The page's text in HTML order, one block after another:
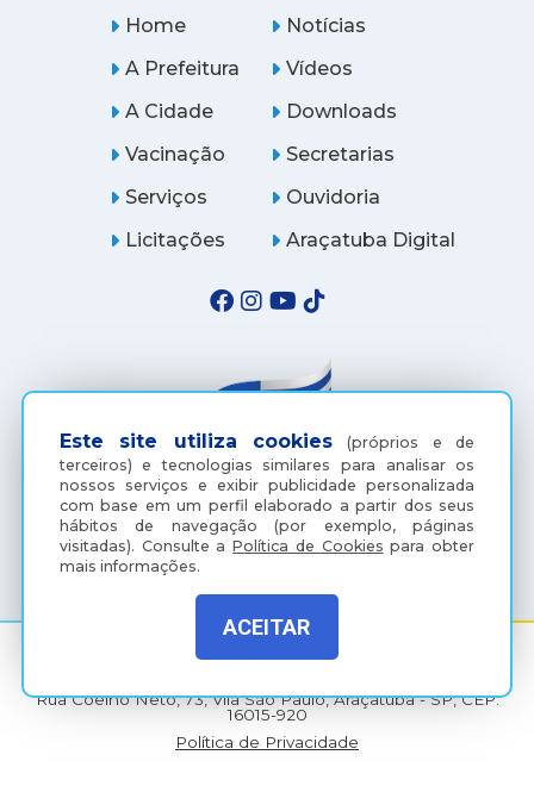
Este site utiliza cookies (próprios e de
terceiros) e tecnologias similares para analisar os
nossos serviços e exibir publicidade personalizada
com base em um perfil elaborado a partir dos seus
hábitos de navegação (por exemplo, páginas
visitadas). Consulte aPolítica de Cookies para obter
mais informações.
ACEITAR
Home
A Prefeitura
A Cidade
Notícias
Vídeos
Downloads
Vacinação
Serviços
Licitações
Secretarias
Ouvidoria
Araçatuba Digital
(18) 3607-6500
Rua Coelho Neto, 73, Vila São Paulo, Araçatuba - SP, CEP:
16015-920
Política de Privacidade